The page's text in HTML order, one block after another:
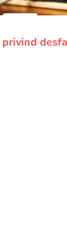
privind